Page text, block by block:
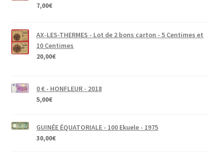
7,00€
AX-LES-THERMES - Lot de 2 bons carton - 5 Centimes et
10 Centimes
20,00€
0 € - HONFLEUR - 2018
5,00€
GUINÉE ÉQUATORIALE - 100 Ekuele - 1975
30,00€